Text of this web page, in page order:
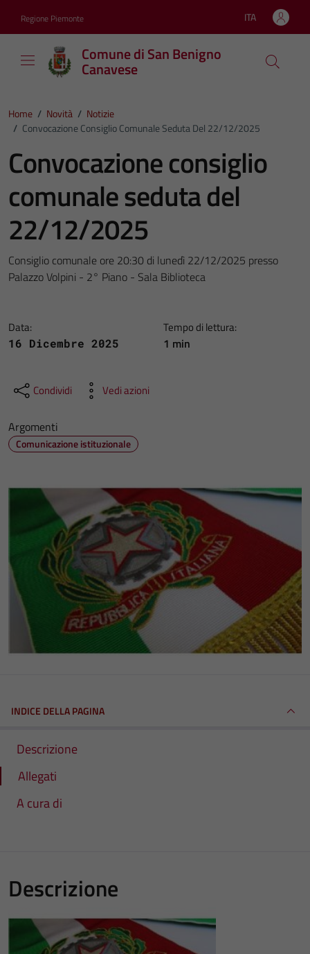
Regione Piemonte Lingua attiva:
ITA
Comune di San Benigno
Canavese
Home / Novità / Notizie
/ Convocazione Consiglio Comunale Seduta Del 22/12/2025
Convocazione consiglio
comunale seduta del
22/12/2025
Consiglio comunale ore 20:30 di lunedì 22/12/2025 presso
Palazzo Volpini - 2° Piano - Sala Biblioteca
Data:
16 Dicembre 2025
Tempo di lettura:
1 min
Condividi Vedi azioni
Argomenti
Comunicazione istituzionale
INDICE DELLA PAGINA
Descrizione
Allegati
A cura di
Descrizione